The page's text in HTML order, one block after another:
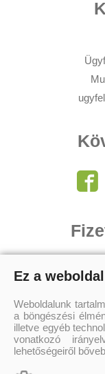
Ez a
Weboldalunk
a böngészési
illetve egyéb
vonatkozó
lehetőségeiről